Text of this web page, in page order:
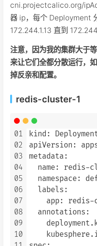
cni.projectcalico.org/
器 ip，每个 Deployment
172.244.1.13 直到
注意，因为我的集群大于
来让它们全都分散运行，
掉反亲和配置。
redis-cluster-1
01
02
03
04
05
06
07
08
09
10
kind:
apiVersion:
metadata:
name: redis-
namespace:
  labels:
app: redis-
  annotations: